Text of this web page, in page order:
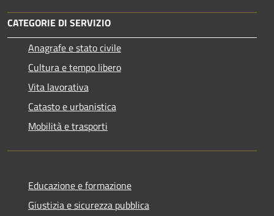
CATEGORIE DI SERVIZIO
Anagrafe e stato civile
Cultura e tempo libero
Vita lavorativa
Catasto e urbanistica
Mobilità e trasporti
Educazione e formazione
Giustizia e sicurezza pubblica